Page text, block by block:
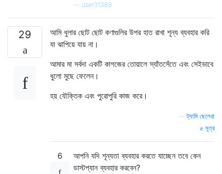
user31389
29
আমি ধুলার ছোট ছোট কণাগুলির উপর হাত রাখা শূন্য ব্যবহার করি
যা ঝাপিয়ে যায় না।
আমার মা সর্বদা একটি কাগজের তোয়ালে স্যাঁতসেঁতে এবং সেইভাবে
ধুলো মুছে ফেলেন।
হয় যৌক্তিক এবং পুরোপুরি কাজ করে।
—ট্যামি ছেলেরা
সূত্র
6
আপনি যদি শূন্যতা ব্যবহার করতে যাচ্ছেন তবে কেন
ডাস্টপ্যান ব্যবহার করবেন?